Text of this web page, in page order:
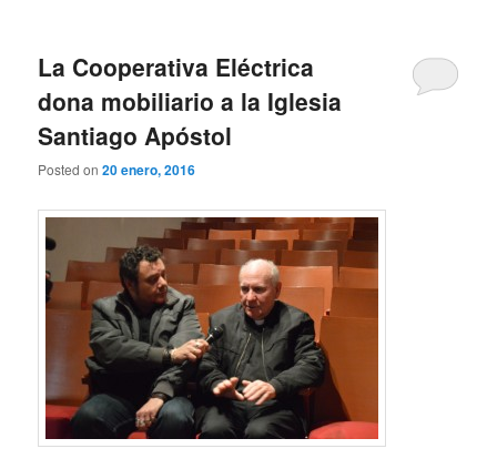
La Cooperativa Eléctrica
dona mobiliario a la Iglesia
Santiago Apóstol
Posted on20 enero, 2016